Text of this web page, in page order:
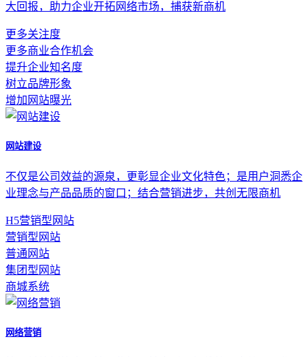
大回报，助力企业开拓网络市场，捕获新商机
更多关注度
更多商业合作机会
提升企业知名度
树立品牌形象
增加网站曝光
网站建设
不仅是公司效益的源泉，更彰显企业文化特色；是用户洞悉企
业理念与产品品质的窗口；结合营销进步，共创无限商机
H5营销型网站
营销型网站
普通网站
集团型网站
商城系统
网络营销